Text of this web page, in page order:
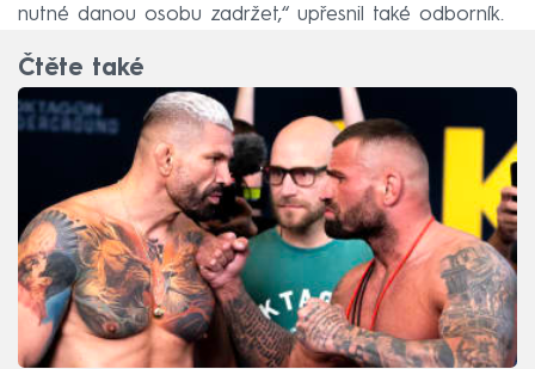
nutné danou osobu zadržet,“ upřesnil také odborník.
Čtěte také